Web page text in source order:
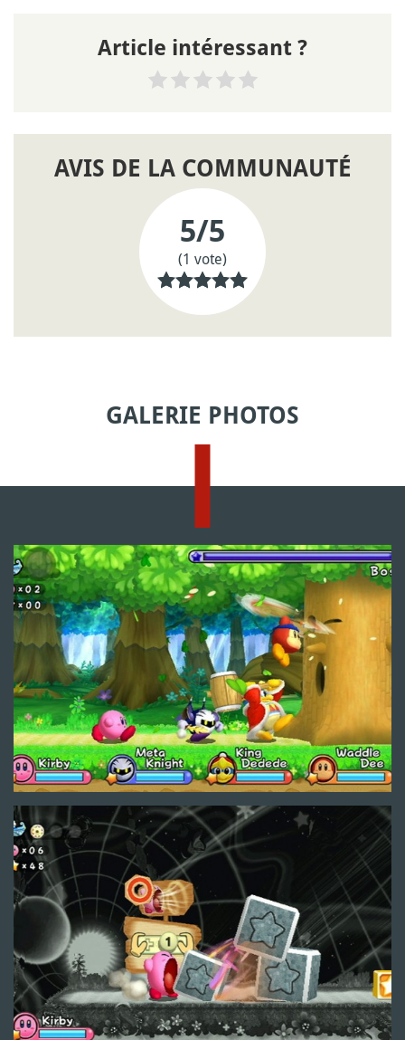
Article intéressant ?
AVIS DE LA COMMUNAUTÉ
5/5
(1 vote)
GALERIE PHOTOS